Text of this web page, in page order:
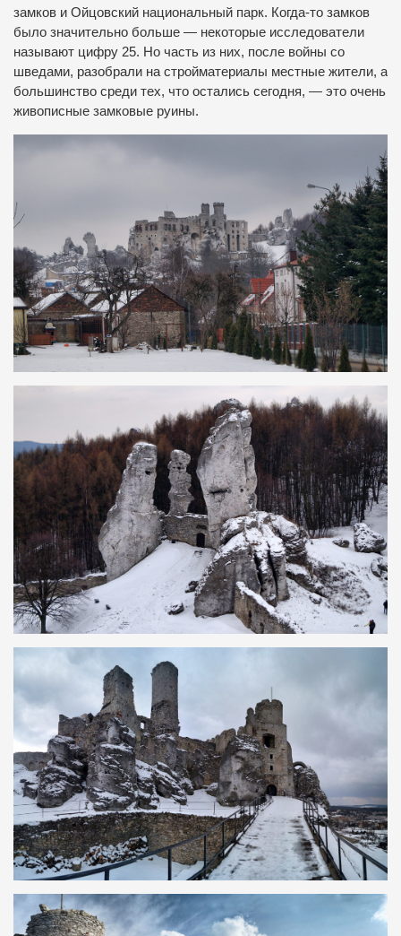
замков и Ойцовский национальный парк. Когда-то замков
было значительно больше — некоторые исследователи
называют цифру 25. Но часть из них, после войны со
шведами, разобрали на стройматериалы местные жители, а
большинство среди тех, что остались сегодня, — это очень
живописные замковые руины.